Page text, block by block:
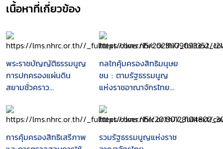
เนื้อหาที่เกี่ยวข้อง
พระราชบัญญัติธรรมนูญ
การปกครองแผ่นดิน
สยามชั่วคราว
กลไกคุ้มครองสิทธิมนุษย
ชน : ตามรัฐธรรมนูญ
แห่งราชอาณาจักรไทย
การคุ้มครองสิทธิเสรีภาพ
รวมรัฐธรรมนูญแห่งราช